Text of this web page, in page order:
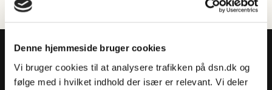
Denne hjemmeside bruger cookies
Vi bruger cookies til at analysere trafikken på dsn.dk og
følge med i hvilket indhold der især er relevant. Vi deler